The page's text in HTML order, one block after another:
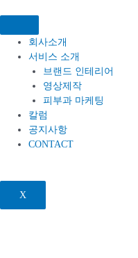
회사소개
서비스 소개
브랜드 인테리어
영상제작
피부과 마케팅
칼럼
공지사항
CONTACT
X